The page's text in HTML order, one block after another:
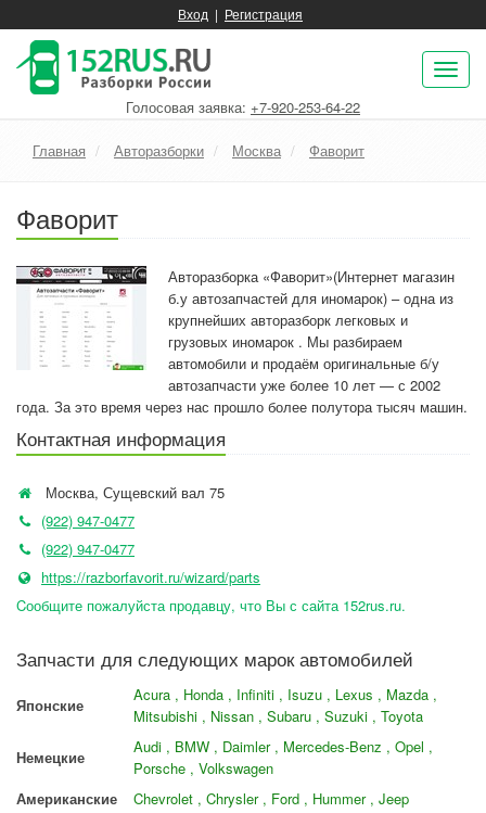
Вход | Регистрация
Голосовая заявка: +7-920-253-64-22
Главная Авторазборки Москва Фаворит
Фаворит
Авторазборка «Фаворит»(Интернет магазин
б.у автозапчастей для иномарок) – одна из
крупнейших авторазборк легковых и
грузовых иномарок . Мы разбираем
автомобили и продаём оригинальные б/у
автозапчасти уже более 10 лет — с 2002
года. За это время через нас прошло более полутора тысяч машин.
Контактная информация
Москва, Сущевский вал 75
(922) 947-0477
(922) 947-0477
https://razborfavorit.ru/wizard/parts
Cообщите пожалуйста продавцу, что Вы с сайта 152rus.ru.
Запчасти для следующих марок автомобилей
Японские
Acura , Honda , Infiniti , Isuzu , Lexus , Mazda ,
Mitsubishi , Nissan , Subaru , Suzuki , Toyota
Немецкие
Audi , BMW , Daimler , Mercedes-Benz , Opel ,
Porsche , Volkswagen
Американские
Chevrolet , Chrysler , Ford , Hummer , Jeep